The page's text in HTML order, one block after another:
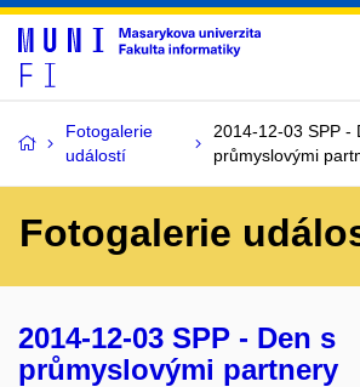
Fotogalerie
událostí
2014-12-03 SPP -
průmyslovými
Fotogalerie
2014-12-03 SPP - Den s
průmyslovými partnery